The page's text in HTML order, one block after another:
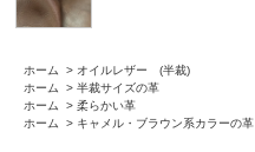
ホーム > オイルレザー (半裁)
ホーム
> 半裁サイズの革
ホーム
> 柔らかい革
ホーム
> キャメル・ブラウン系カラーの革